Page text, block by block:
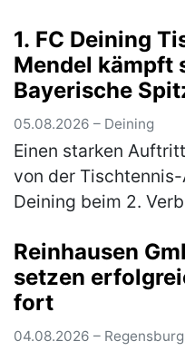
Football in
1. FC Deining
Mendel kämpft
Bayerische
05.08.2026 – Deining
Einen starken
von der
Deining beim 2.
das hochkarätig
Reinhausen
setzen
fort
04.08.2026 – Regensburg